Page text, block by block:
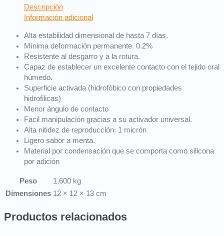
Descripción
Información adicional
Alta estabilidad dimensional de hasta 7 días.
Mínima deformación permanente. 0.2%
Resistente al desgarro y a la rotura.
Capaz de establecer un excelente contacto con el tejido oral
húmedo.
Superficie activada (hidrofóbico con propiedades
hidrofilicas)
Menor ángulo de contacto
Fácil manipulación gracias a su activador universal.
Alta nitidez de reproducción: 1 micrón
Ligero sabor a menta.
Material por condensación que se comporta como silicona
por adición
Peso
1,600 kg
Dimensiones 12 × 12 × 13 cm
Productos relacionados